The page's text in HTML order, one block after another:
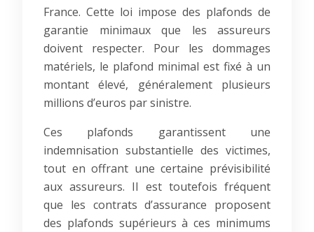
France. Cette loi impose des plafonds de
garantie minimaux que les assureurs
doivent respecter. Pour les dommages
matériels, le plafond minimal est fixé à un
montant élevé, généralement plusieurs
millions d’euros par sinistre.
Ces plafonds garantissent une
indemnisation substantielle des victimes,
tout en offrant une certaine prévisibilité
aux assureurs. Il est toutefois fréquent
que les contrats d’assurance proposent
des plafonds supérieurs à ces minimums